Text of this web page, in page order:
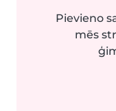
Pievieno
mēs